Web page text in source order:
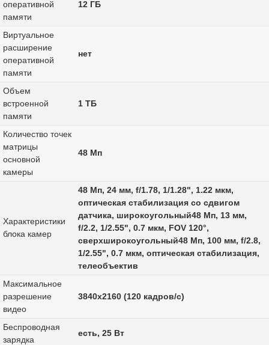
оперативной
памяти
12 ГБ
Виртуальное
расширение
оперативной
памяти
нет
Объем
встроенной
памяти
1 ТБ
Количество точек
матрицы
основной
камеры
48 Мп
Характеристики
блока камер
48 Мп, 24 мм, f/1.78, 1/1.28", 1.22 мкм,
оптическая стабилизация со сдвигом
датчика, широкоугольный48 Мп, 13 мм,
f/2.2, 1/2.55", 0.7 мкм, FOV 120°,
сверхширокоугольный48 Мп, 100 мм, f/2.8,
1/2.55", 0.7 мкм, оптическая стабилизация,
телеобъектив
Максимальное
разрешение
видео
3840x2160 (120 кадров/с)
Беспроводная
зарядка
есть, 25 Вт